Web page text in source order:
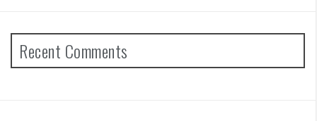
Recent Comments